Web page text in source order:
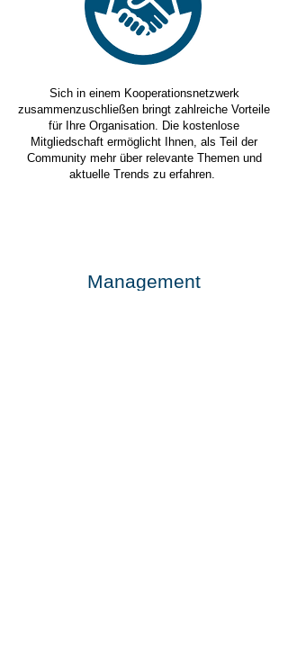
Sich in einem Kooperationsnetzwerk
zusammenzuschließen bringt zahlreiche Vorteile
für Ihre Organisation. Die kostenlose
Mitgliedschaft ermöglicht Ihnen, als Teil der
Community mehr über relevante Themen und
aktuelle Trends zu erfahren.
Management